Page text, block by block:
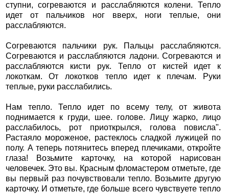
ступни, согреваются и расслабляются колени. Тепло
идет от пальчиков ног вверх, ноги теплые, они
расслабляются.
Согреваются пальчики рук. Пальцы расслабляются.
Согреваются и расслабляются ладони. Согреваются и
расслабляются кисти рук. Тепло от кистей идет к
локоткам. От локотков тепло идет к плечам. Руки
теплые, руки расслабились.
Нам тепло. Тепло идет по всему телу, от живота
поднимается к груди, шее. голове. Лицу жарко, лицо
расслабилось, рот приоткрылся, голова повисла".
Растаяло мороженое, растеклось сладкой лужицей по
полу. А теперь потянитесь вперед плечиками, откройте
глаза! Возьмите карточку, на которой нарисован
человечек. Это вы. Красным фломастером отметьте, где
вы первый раз почувствовали тепло. Возьмите другую
карточку. И отметьте, где больше всего чувствуете тепло